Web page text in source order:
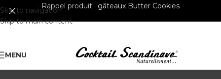
Skip to navigation
Skip to main content
Rappel produit : gâteaux Butter Cookies
MENU